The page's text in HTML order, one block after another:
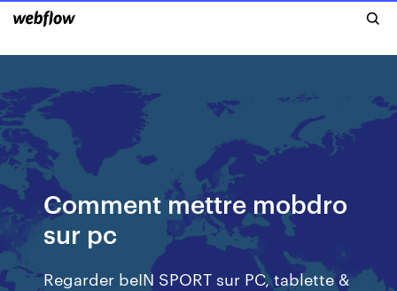
Comment mettre mobdro
sur pc
Regarder beIN SPORT sur PC, tablette &